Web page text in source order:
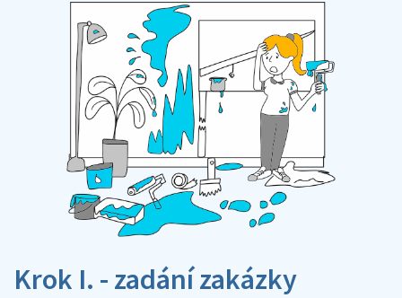
Krok I. - zadání zakázky